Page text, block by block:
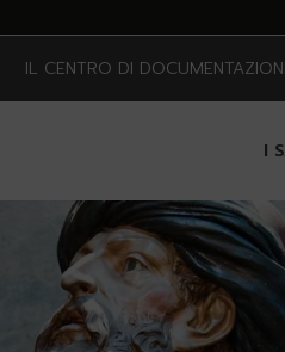
IL CENTRO DI
I